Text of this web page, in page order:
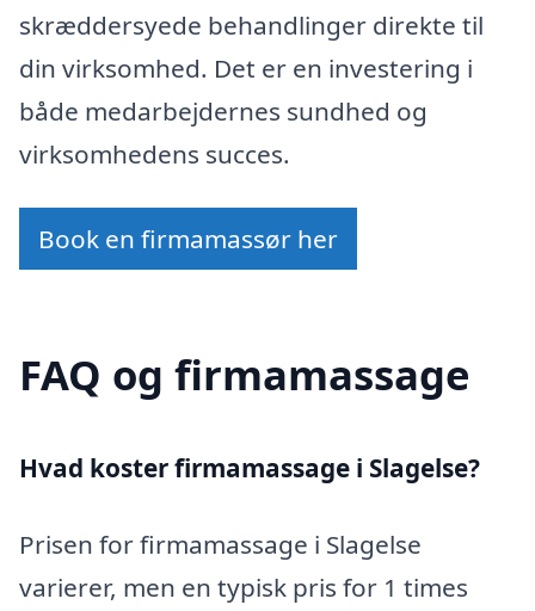
skræddersyede behandlinger direkte til
din virksomhed. Det er en investering i
både medarbejdernes sundhed og
virksomhedens succes.
Book en firmamassør her
FAQ og firmamassage
Hvad koster firmamassage i Slagelse?
Prisen for firmamassage i Slagelse
varierer, men en typisk pris for 1 times